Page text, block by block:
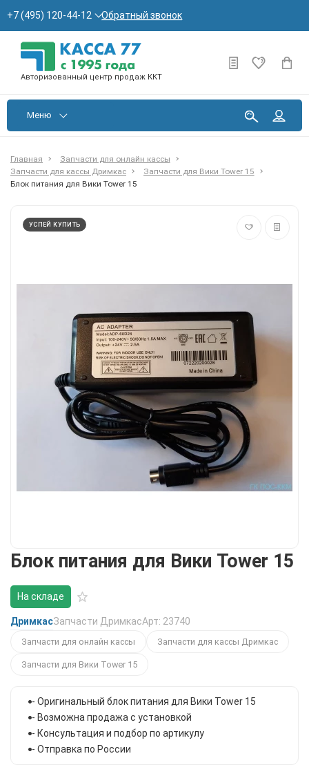
+7 (495) 120-44-12 Обратный звонок
Авторизованный центр продаж ККТ
Меню
Главная
Запчасти для онлайн кассы
Запчасти для кассы Дримкас
Запчасти для Вики Tower 15
Блок питания для Вики Tower 15
УСПЕЙ КУПИТЬ
Блок питания для Вики Tower 15
На складе
ДримкасЗапчасти ДримкасАрт: 23740
Запчасти для онлайн кассы Запчасти для кассы Дримкас
Запчасти для Вики Tower 15
- Оригинальный блок питания для Вики Tower 15
- Возможна продажа с установкой
- Консультация и подбор по артикулу
- Отправка по России